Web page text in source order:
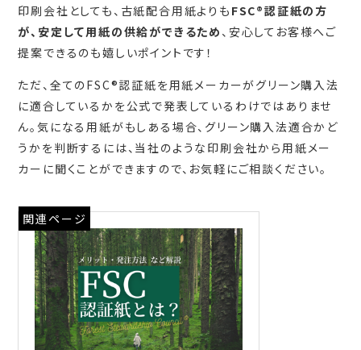
印刷会社としても、古紙配合用紙よりも FSC®認証紙の方
が、安定して用紙の供給ができるため 、安心してお客様へご
提案できるのも嬉しいポイントです！
ただ、全てのFSC®認証紙を用紙メーカーがグリーン購入法
に適合しているかを公式で発表しているわけではありませ
ん。気になる用紙がもしある場合、グリーン購入法適合かど
うかを判断するには、当社のような印刷会社から用紙メー
カーに聞くことができますので、お気軽にご相談ください。
関連ページ